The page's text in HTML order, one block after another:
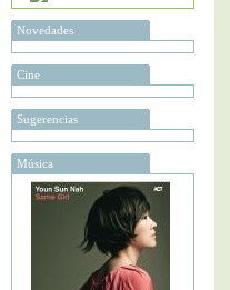
Novedades
Cine
Sugerencias
Música